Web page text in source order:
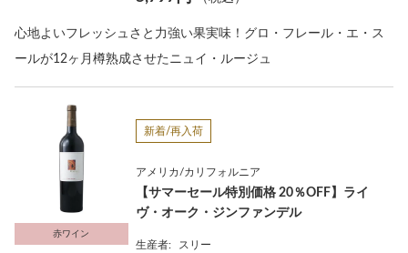
心地よいフレッシュさと力強い果実味！グロ・フレール・エ・ス
ールが12ヶ月樽熟成させたニュイ・ルージュ
赤ワイン
新着/再入荷
アメリカ/カリフォルニア
【サマーセール特別価格 20％OFF】ライ
ヴ・オーク・ジンファンデル
生産者:
スリー